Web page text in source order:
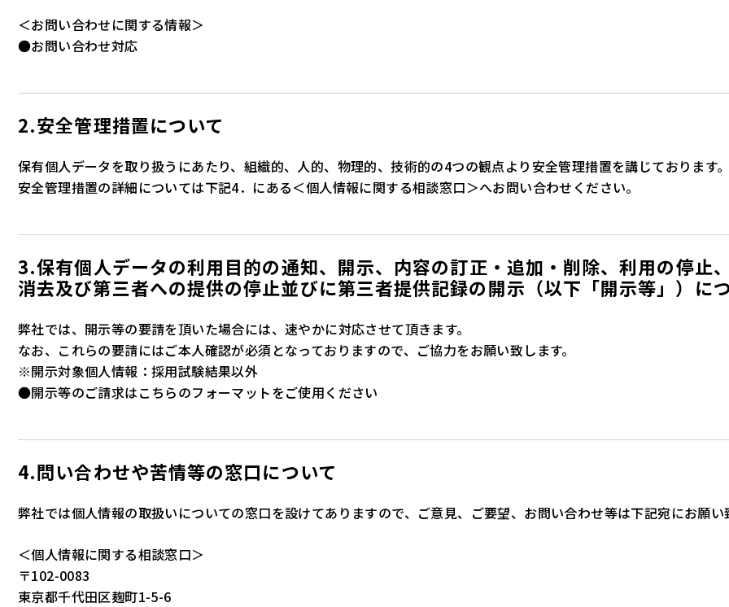
＜お問い合わせに関する情報＞
●お問い合わせ対応
2.安全管理措置について
保有個人データを取り扱うにあたり、組織的、人的、物理的、技術的の4つの観点より安全管理措置を講じております。
安全管理措置の詳細については下記4．にある＜個人情報に関する相談窓口＞へお問い合わせください。
3.保有個人データの利用目的の通知、開示、内容の訂正・追加・削除、利用の停止、
消去及び第三者への提供の停止並びに第三者提供記録の開示（以下「開示等」）に
弊社では、開示等の要請を頂いた場合には、速やかに対応させて頂きます。
なお、これらの要請にはご本人確認が必須となっておりますので、ご協力をお願い致します。
※開示対象個人情報：採用試験結果以外
●開示等のご請求はこちらのフォーマットをご使用ください
4.問い合わせや苦情等の窓口について
弊社では個人情報の取扱いについての窓口を設けてありますので、ご意見、ご要望、お問い合わせ等は下記宛にお願い
＜個人情報に関する相談窓口＞
〒102-0083
東京都千代田区麹町1-5-6